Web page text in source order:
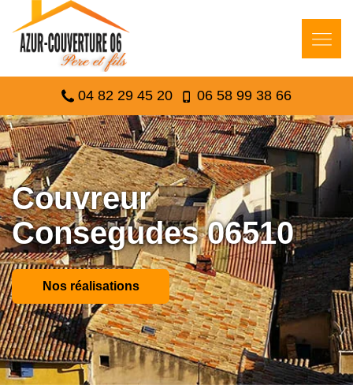
04 82 29 45 20 06 58 99 38 66
Couvreur
Consegudes 06510
Nos réalisations